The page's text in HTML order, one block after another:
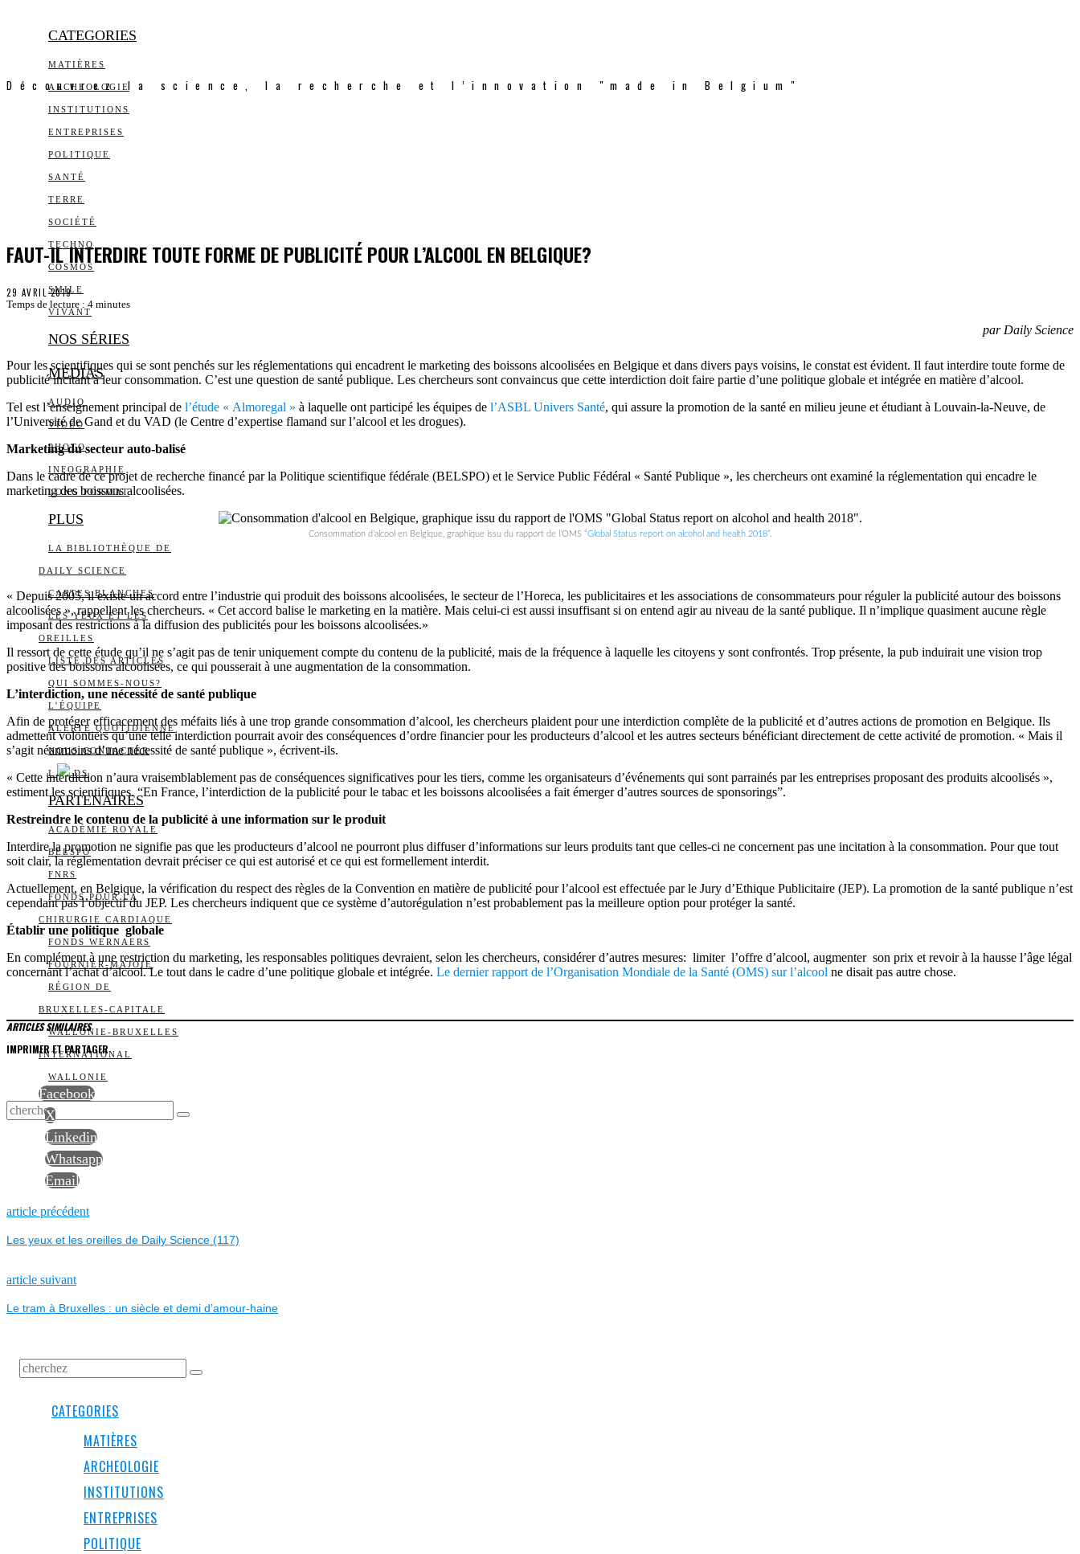
CATEGORIES
MATIÈRES
ARCHEOLOGIE
INSTITUTIONS
ENTREPRISES
POLITIQUE
SANTÉ
TERRE
SOCIÉTÉ
TECHNO
COSMOS
SMILE
VIVANT
NOS SÉRIES
MEDIAS
AUDIO
VIDÉO
PHOTO
INFOGRAPHIE
LONG FORMAT
PLUS
LA BIBLIOTHÈQUE DE
DAILY SCIENCE
CARTES BLANCHES
LES YEUX ET LES
OREILLES
LISTE DES ARTICLES
QUI SOMMES-NOUS?
L’ÉQUIPE
ALERTE QUOTIDIENNE
NOUS CONTACTER
I DS
PARTENAIRES
ACADÉMIE ROYALE
BELSPO
FNRS
FONDS POUR LA
CHIRURGIE CARDIAQUE
FONDS WERNAERS
FOURNIER-MAJOIE
RÉGION DE
BRUXELLES-CAPITALE
WALLONIE-BRUXELLES
INTERNATIONAL
WALLONIE
Découvrez la science, la recherche et l’innovation "made in Belgium"
FAUT-IL INTERDIRE TOUTE FORME DE PUBLICITÉ POUR L’ALCOOL EN BELGIQUE?
29 AVRIL 2019
Temps de lecture : 4 minutes
par Daily Science
Pour les scientifiques qui se sont penchés sur les réglementations qui encadrent le marketing des boissons alcoolisées en Belgique et dans divers pays voisins, le constat est évident. Il faut interdire toute forme de
publicité incitant à leur consommation. C’est une question de santé publique. Les chercheurs sont convaincus que cette interdiction doit faire partie d’une politique globale et intégrée en matière d’alcool.
Tel est l’enseignement principal de l’étude « Almoregal » à laquelle ont participé les équipes de l’ASBL Univers Santé, qui assure la promotion de la santé en milieu jeune et étudiant à Louvain-la-Neuve, de
l’Université de Gand et du VAD (le Centre d’expertise flamand sur l’alcool et les drogues).
Marketing du secteur auto-balisé
Dans le cadre de ce projet de recherche financé par la Politique scientifique fédérale (BELSPO) et le Service Public Fédéral « Santé Publique », les chercheurs ont examiné la réglementation qui encadre le
marketing des boissons alcoolisées.
Consommation d’alcool en Belgique, graphique issu du rapport de l’OMS “Global Status report on alcohol and health 2018“.
« Depuis 2005, il existe un accord entre l’industrie qui produit des boissons alcoolisées, le secteur de l’Horeca, les publicitaires et les associations de consommateurs pour réguler la publicité autour des boissons
alcoolisées », rappellent les chercheurs. « Cet accord balise le marketing en la matière. Mais celui-ci est aussi insuffisant si on entend agir au niveau de la santé publique. Il n’implique quasiment aucune règle
imposant des restrictions à la diffusion des publicités pour les boissons alcoolisées.»
Il ressort de cette étude qu’il ne s’agit pas de tenir uniquement compte du contenu de la publicité, mais de la fréquence à laquelle les citoyens y sont confrontés. Trop présente, la pub induirait une vision trop
positive des boissons alcoolisées, ce qui pousserait à une augmentation de la consommation.
L’interdiction, une nécessité de santé publique
Afin de protéger efficacement des méfaits liés à une trop grande consommation d’alcool, les chercheurs plaident pour une interdiction complète de la publicité et d’autres actions de promotion en Belgique. Ils
admettent volontiers qu’une telle interdiction pourrait avoir des conséquences d’ordre financier pour les producteurs d’alcool et les autres secteurs bénéficiant directement de cette activité de promotion. « Mais il
s’agit néanmoins d’une nécessité de santé publique », écrivent-ils.
« Cette interdiction n’aura vraisemblablement pas de conséquences significatives pour les tiers, comme les organisateurs d’événements qui sont parrainés par les entreprises proposant des produits alcoolisés »,
estiment les scientifiques. “En France, l’interdiction de la publicité pour le tabac et les boissons alcoolisées a fait émerger d’autres sources de sponsorings”.
Restreindre le contenu de la publicité à une information sur le produit
Interdire la promotion ne signifie pas que les producteurs d’alcool ne pourront plus diffuser d’informations sur leurs produits tant que celles-ci ne concernent pas une incitation à la consommation. Pour que tout
soit clair, la réglementation devrait préciser ce qui est autorisé et ce qui est formellement interdit.
Actuellement, en Belgique, la vérification du respect des règles de la Convention en matière de publicité pour l’alcool est effectuée par le Jury d’Ethique Publicitaire (JEP). La promotion de la santé publique n’est
cependant pas l’objectif du JEP. Les chercheurs indiquent que ce système d’autorégulation n’est probablement pas la meilleure option pour protéger la santé.
Établir une politique globale
En complément à une restriction du marketing, les responsables politiques devraient, selon les chercheurs, considérer d’autres mesures: limiter l’offre d’alcool, augmenter son prix et revoir à la hausse l’âge légal
concernant l’achat d’alcool. Le tout dans le cadre d’une politique globale et intégrée. Le dernier rapport de l’Organisation Mondiale de la Santé (OMS) sur l’alcool ne disait pas autre chose.
ARTICLES SIMILAIRES
IMPRIMER ET PARTAGER
Facebook
X
Linkedin
Whatsapp
Email
NAVIGATION
DE
L’ARTICLE
article précédentPrevious
Les yeux et les oreilles de Daily Science (117)
article suivantNext
Le tram à Bruxelles : un siècle et demi d’amour-haine
CATEGORIES
MATIÈRES
ARCHEOLOGIE
INSTITUTIONS
ENTREPRISES
POLITIQUE